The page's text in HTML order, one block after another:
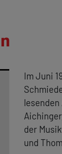
Im Juni
der
und